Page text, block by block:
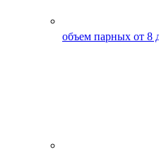
объем парных от 8